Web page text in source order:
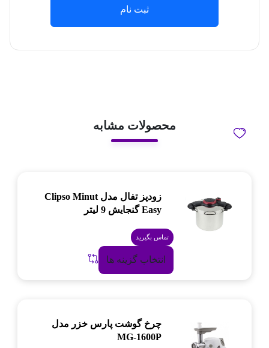
ثبت نام
محصولات مشابه
زودپز تفال مدل Clipso Minut
Easy گنجایش 9 لیتر
تماس بگیرید
انتخاب گزینه ها
چرخ گوشت پارس خزر مدل
MG-1600P